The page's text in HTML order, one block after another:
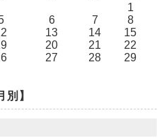
1
6 7
8
13 14
15
20 21
22
27 28
29
別】